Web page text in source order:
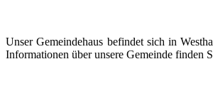
Unser Gemeindehaus befindet sich in
Informationen über unsere Gemeinde finden